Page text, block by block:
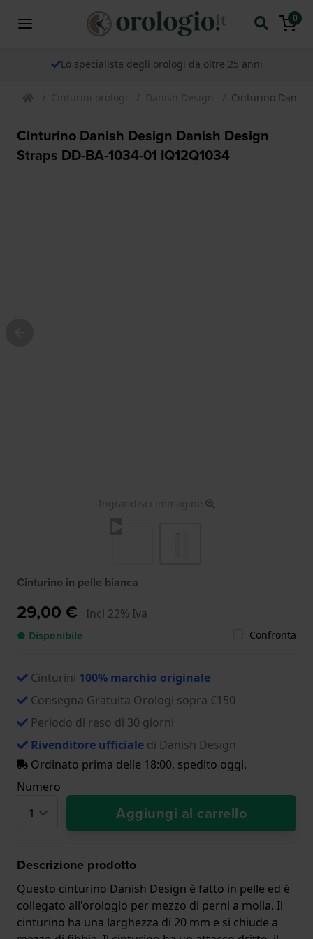
0
Lo specialista degli orologi da oltre 25 anni
Cinturini orologi Danish Design Cinturino Danish
Cinturino Danish Design Danish Design
Straps DD-BA-1034-01 IQ12Q1034
Ingrandisci immagine
Cinturino in pelle bianca
29,00 € Incl 22% Iva
● Disponibile Confronta
Cinturini 100% marchio originale
Consegna Gratuita Orologi sopra €150
Periodo di reso di 30 giorni
Rivenditore ufficiale di Danish Design
Ordinato prima delle 18:00, spedito oggi.
Numero
Aggiungi al carrello
Descrizione prodotto
Questo cinturino Danish Design è fatto in pelle ed è
collegato all'orologio per mezzo di perni a molla. Il
cinturino ha una larghezza di 20 mm e si chiude a